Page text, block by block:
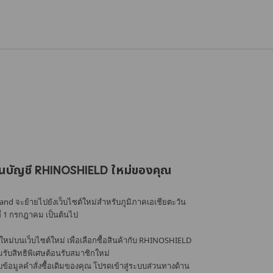
บัญชี RHINOSHIELD ใหม่ของคุณ
จะย้ายไปยังเว็บไซต์ใหม่สำหรับภูมิภาคเอเชียตะวัน
1 กรกฎาคม เป็นต้นไป
ม่บนเว็บไซต์ใหม่ เพื่อเลือกซื้อสินค้ากับ RHINOSHIELD
รับสิทธิพิเศษต้อนรับสมาชิกใหม่
อมูลคำสั่งซื้อเดิมของคุณ โปรดเข้าสู่ระบบส่วนทางด้าน